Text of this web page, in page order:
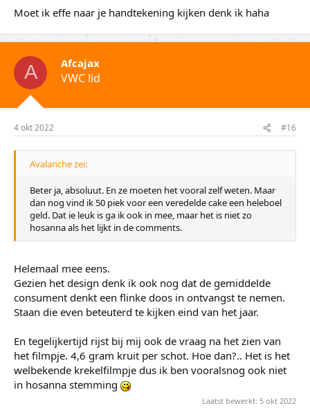
Moet ik effe naar je handtekening kijken denk ik haha
A Afcajax
VWC lid
4 okt 2022 #16
Avalanche zei:
Beter ja, absoluut. En ze moeten het vooral zelf weten. Maar
dan nog vind ik 50 piek voor een veredelde cake een heleboel
geld. Dat ie leuk is ga ik ook in mee, maar het is niet zo
hosanna als het lijkt in de comments.
Helemaal mee eens.
Gezien het design denk ik ook nog dat de gemiddelde
consument denkt een flinke doos in ontvangst te nemen.
Staan die even beteuterd te kijken eind van het jaar.
En tegelijkertijd rijst bij mij ook de vraag na het zien van
het filmpje. 4,6 gram kruit per schot. Hoe dan?.. Het is het
welbekende krekelfilmpje dus ik ben vooralsnog ook niet
in hosanna stemming
Laatst bewerkt: 5 okt 2022